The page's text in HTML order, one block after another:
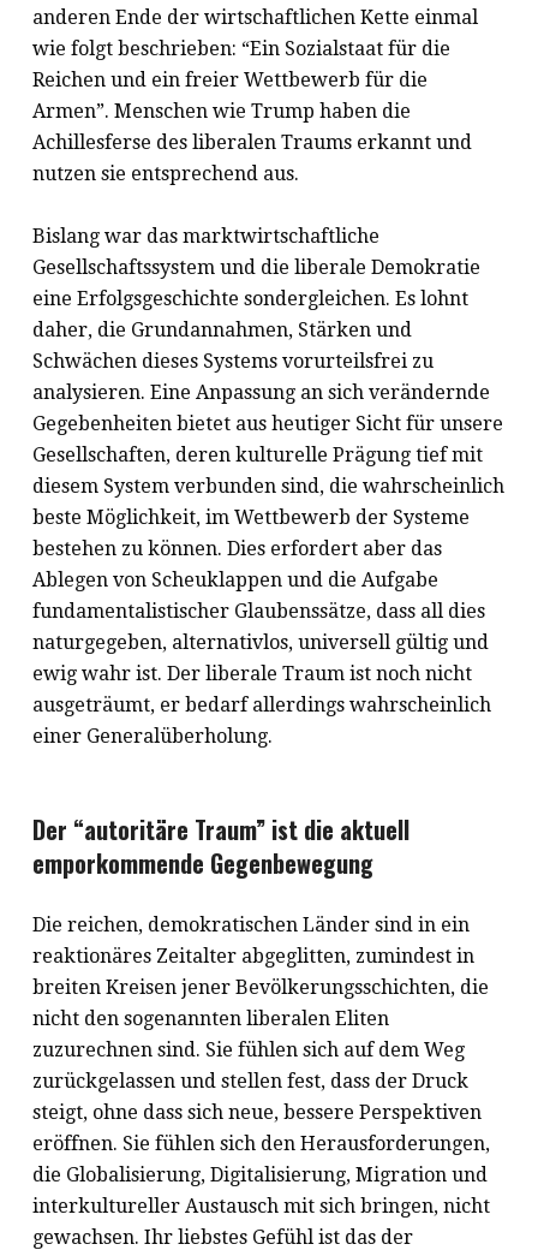
anderen Ende der wirtschaftlichen Kette einmal
wie folgt beschrieben: “Ein Sozialstaat für die
Reichen und ein freier Wettbewerb für die
Armen”. Menschen wie Trump haben die
Achillesferse des liberalen Traums erkannt und
nutzen sie entsprechend aus.
Bislang war das marktwirtschaftliche
Gesellschaftssystem und die liberale Demokratie
eine Erfolgsgeschichte sondergleichen. Es lohnt
daher, die Grundannahmen, Stärken und
Schwächen dieses Systems vorurteilsfrei zu
analysieren. Eine Anpassung an sich verändernde
Gegebenheiten bietet aus heutiger Sicht für unsere
Gesellschaften, deren kulturelle Prägung tief mit
diesem System verbunden sind, die wahrscheinlich
beste Möglichkeit, im Wettbewerb der Systeme
bestehen zu können. Dies erfordert aber das
Ablegen von Scheuklappen und die Aufgabe
fundamentalistischer Glaubenssätze, dass all dies
naturgegeben, alternativlos, universell gültig und
ewig wahr ist. Der liberale Traum ist noch nicht
ausgeträumt, er bedarf allerdings wahrscheinlich
einer Generalüberholung.
Der “autoritäre Traum” ist die aktuell
emporkommende Gegenbewegung
Die reichen, demokratischen Länder sind in ein
reaktionäres Zeitalter abgeglitten, zumindest in
breiten Kreisen jener Bevölkerungsschichten, die
nicht den sogenannten liberalen Eliten
zuzurechnen sind. Sie fühlen sich auf dem Weg
zurückgelassen und stellen fest, dass der Druck
steigt, ohne dass sich neue, bessere Perspektiven
eröffnen. Sie fühlen sich den Herausforderungen,
die Globalisierung, Digitalisierung, Migration und
interkultureller Austausch mit sich bringen, nicht
gewachsen. Ihr liebstes Gefühl ist das der